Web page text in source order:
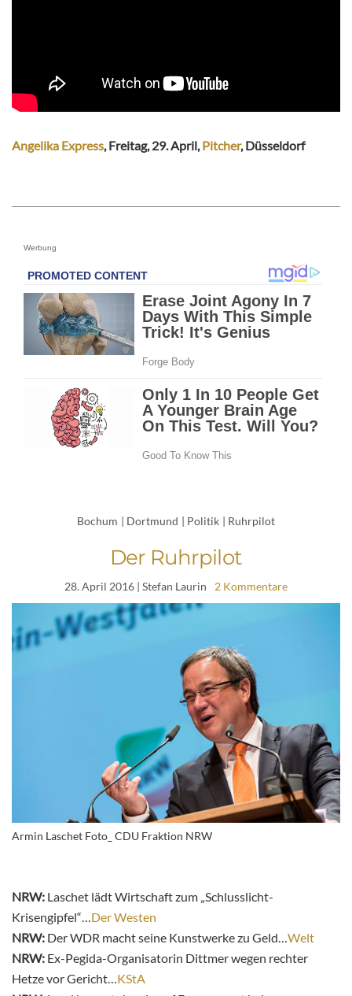
Angelika Express, Freitag, 29. April,Pitcher, Düsseldorf
Werbung
Bochum | Dortmund | Politik | Ruhrpilot
Der Ruhrpilot
28. April 2016 | Stefan Laurin 2 Kommentare
Armin Laschet Foto_ CDU Fraktion NRW
NRW: Laschet lädt Wirtschaft zum „Schlusslicht-
Krisengipfel“…Der Westen
NRW: Der WDR macht seine Kunstwerke zu Geld…Welt
NRW: Ex-Pegida-Organisatorin Dittmer wegen rechter
Hetze vor Gericht…KStA